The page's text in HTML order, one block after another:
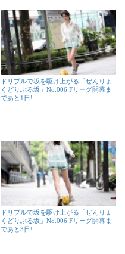
ドリブルで坂を駆け上がる「ぜんりょ
くどりぶる坂」No.006 Fリーグ開幕ま
であと1日!
ドリブルで坂を駆け上がる「ぜんりょ
くどりぶる坂」No.006 Fリーグ開幕ま
であと3日!